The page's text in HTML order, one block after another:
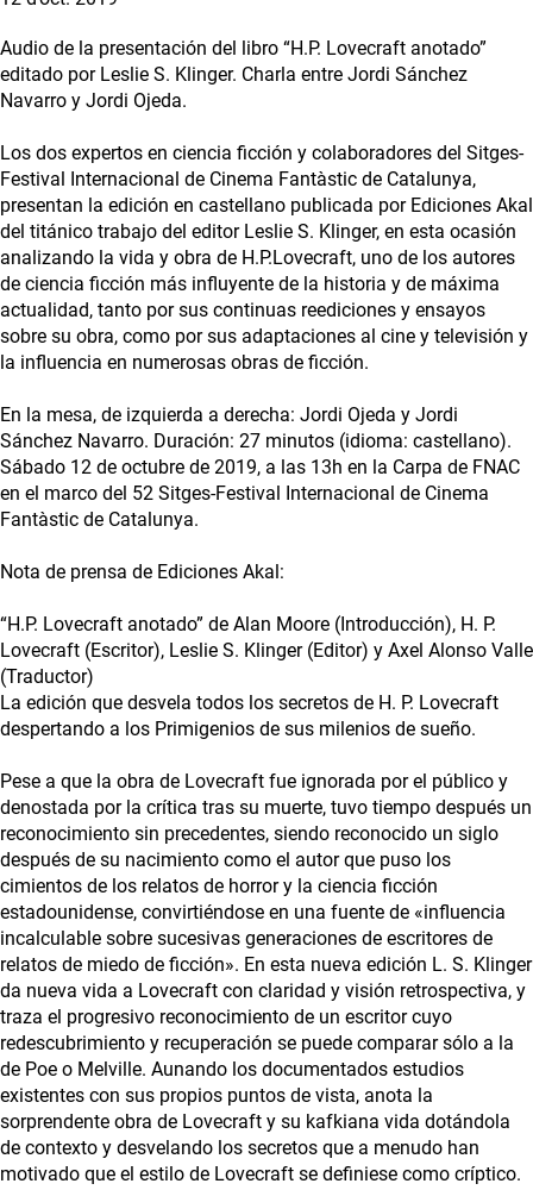
Audio de la presentación del libro “H.P. Lovecraft anotado”
editado por Leslie S. Klinger. Charla entre Jordi Sánchez
Navarro y Jordi Ojeda.
Los dos expertos en ciencia ficción y colaboradores del Sitges-
Festival Internacional de Cinema Fantàstic de Catalunya,
presentan la edición en castellano publicada por Ediciones Akal
del titánico trabajo del editor Leslie S. Klinger, en esta ocasión
analizando la vida y obra de H.P.Lovecraft, uno de los autores
de ciencia ficción más influyente de la historia y de máxima
actualidad, tanto por sus continuas reediciones y ensayos
sobre su obra, como por sus adaptaciones al cine y televisión y
la influencia en numerosas obras de ficción.
En la mesa, de izquierda a derecha: Jordi Ojeda y Jordi
Sánchez Navarro. Duración: 27 minutos (idioma: castellano).
Sábado 12 de octubre de 2019, a las 13h en la Carpa de FNAC
en el marco del 52 Sitges-Festival Internacional de Cinema
Fantàstic de Catalunya.
Nota de prensa de Ediciones Akal:
“H.P. Lovecraft anotado” de Alan Moore (Introducción), H. P.
Lovecraft (Escritor), Leslie S. Klinger (Editor) y Axel Alonso Valle
(Traductor)
La edición que desvela todos los secretos de H. P. Lovecraft
despertando a los Primigenios de sus milenios de sueño.
Pese a que la obra de Lovecraft fue ignorada por el público y
denostada por la crítica tras su muerte, tuvo tiempo después un
reconocimiento sin precedentes, siendo reconocido un siglo
después de su nacimiento como el autor que puso los
cimientos de los relatos de horror y la ciencia ficción
estadounidense, convirtiéndose en una fuente de «influencia
incalculable sobre sucesivas generaciones de escritores de
relatos de miedo de ficción». En esta nueva edición L. S. Klinger
da nueva vida a Lovecraft con claridad y visión retrospectiva, y
traza el progresivo reconocimiento de un escritor cuyo
redescubrimiento y recuperación se puede comparar sólo a la
de Poe o Melville. Aunando los documentados estudios
existentes con sus propios puntos de vista, anota la
sorprendente obra de Lovecraft y su kafkiana vida dotándola
de contexto y desvelando los secretos que a menudo han
motivado que el estilo de Lovecraft se definiese como críptico.